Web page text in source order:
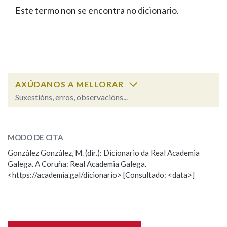
FIGURAS HOMENAXEADAS
PORTAL DAS PALABRAS
Facebook
TwitterYoutubeInstagram
Bluesky
BUSCAR NOS LEMAS
Remata por
BUSCAR NO CONTIDO
Nas definicións
Este termo non se encontra no dicionario.
AXÚDANOS A MELLORAR
Suxestións, erros, observacións...
Observación
Nome
MODO DE CITA
González González, M. (dir.): Dicionario da Real Academia
Galega. A Coruña: Real Academia Galega.
<https://academia.gal/dicionario> [Consultado: <data>]